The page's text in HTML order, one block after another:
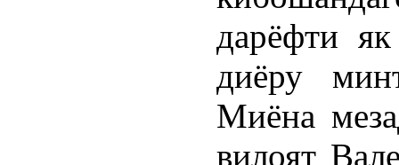
дарёфти
диёру
Миёна
вилоят